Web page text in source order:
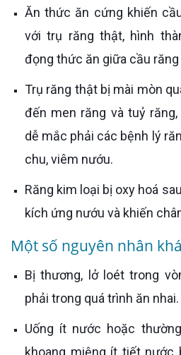
Ăn thức ăn cứng khiến cầu răng bị kênh lệch so
với trụ răng thật, hình
đọng thức ăn giữa cầu răng
Trụ răng thật bị mài mòn quá nhiều gây ảnh hưởng
đến men răng và tuỷ
dễ mắc phải các bệnh lý
chu, viêm nướu.
Răng kim loại bị oxy hoá sau thời gian sử dụng, gây
kích ứng nướu và khiến
Một số nguyên nhân
Bị thương, lở loét trong vòm miệng do răng cắn
phải trong quá trình ăn nhai.
Uống ít nước hoặc thường xuyên bỏ bữa, khiến